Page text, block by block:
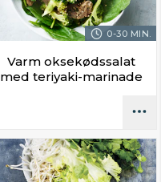
0-30 MIN.
Varm oksekødssalat
med teriyaki-marinade